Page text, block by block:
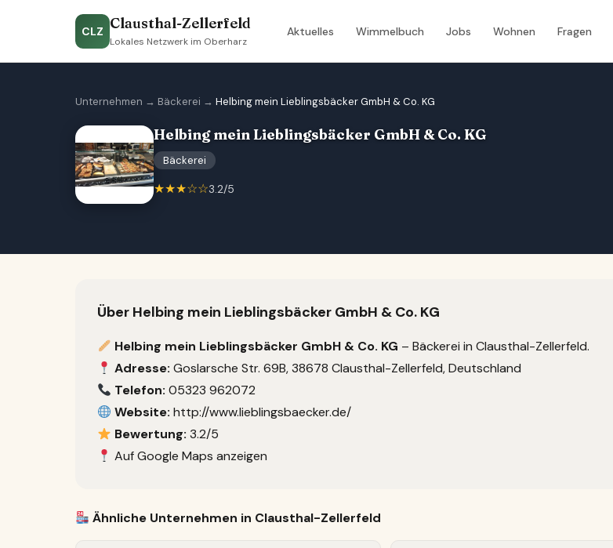
CLZ Clausthal-Zellerfeld
Lokales Netzwerk im Oberharz
Aktuelles Wimmelbuch Jobs Wohnen Fragen
Unternehmen → Bäckerei → Helbing mein Lieblingsbäcker GmbH & Co. KG
Helbing mein Lieblingsbäcker GmbH & Co. KG
Bäckerei
★★★☆☆3.2/5
Über Helbing mein Lieblingsbäcker GmbH & Co. KG
Helbing mein Lieblingsbäcker GmbH & Co. KG – Bäckerei in Clausthal-Zellerfeld.
Adresse: Goslarsche Str. 69B, 38678 Clausthal-Zellerfeld, Deutschland
Telefon: 05323 962072
Website: http://www.lieblingsbaecker.de/
Bewertung: 3.2/5
Auf Google Maps anzeigen
Ähnliche Unternehmen in Clausthal-Zellerfeld